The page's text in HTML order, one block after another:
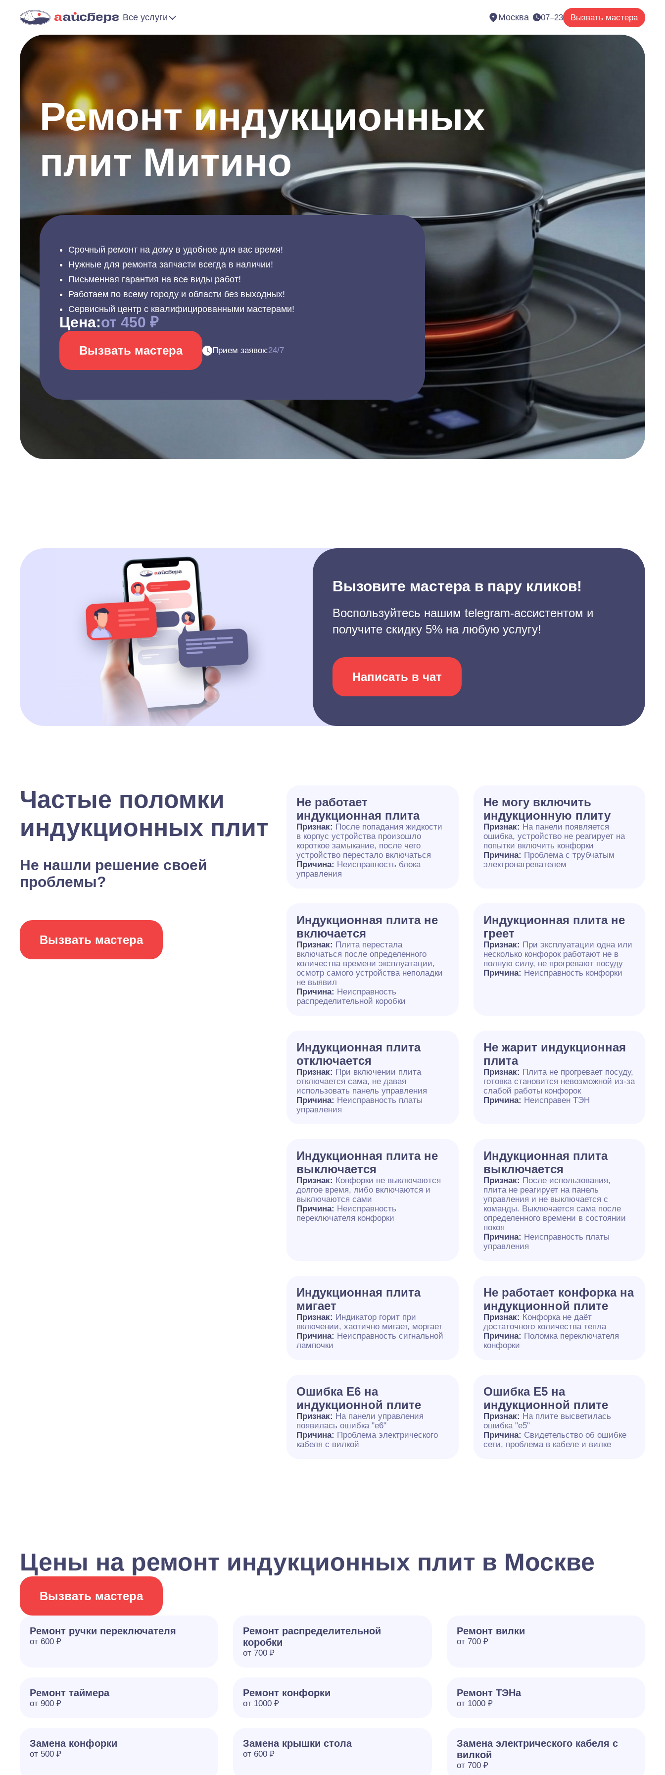
Все услуги Москва 07–23 Вызвать мастера
Ремонт индукционных
плит Митино
Срочный ремонт на дому в удобное для вас время!
Нужные для ремонта запчасти всегда в наличии!
Письменная гарантия на все виды работ!
Работаем по всему городу и области без выходных!
Сервисный центр с квалифицированными мастерами!
Цена:от 450 ₽
Вызвать мастера Прием заявок:24/7
Вызовите мастера в пару кликов!
Воспользуйтесь нашим telegram-ассистентом и
получите скидку 5% на любую услугу!
Написать в чат
Частые поломки
индукционных плит
Не нашли решение своей
проблемы?
Вызвать мастера
Не работает
индукционная плита
Признак: После попадания жидкости
в корпус устройства произошло
короткое замыкание, после чего
устройство перестало включаться
Причина: Неисправность блока
управления
Не могу включить
индукционную плиту
Признак: На панели появляется
ошибка, устройство не реагирует на
попытки включить конфорки
Причина: Проблема с трубчатым
электронагревателем
Индукционная плита не
включается
Признак: Плита перестала
включаться после определенного
количества времени эксплуатации,
осмотр самого устройства неполадки
не выявил
Причина: Неисправность
распределительной коробки
Индукционная плита не
греет
Признак: При эксплуатации одна или
несколько конфорок работают не в
полную силу, не прогревают посуду
Причина: Неисправность конфорки
Индукционная плита
отключается
Признак: При включении плита
отключается сама, не давая
использовать панель управления
Причина: Неисправность платы
управления
Не жарит индукционная
плита
Признак: Плита не прогревает посуду,
готовка становится невозможной из-за
слабой работы конфорок
Причина: Неисправен ТЭН
Индукционная плита не
выключается
Признак: Конфорки не выключаются
долгое время, либо включаются и
выключаются сами
Причина: Неисправность
переключателя конфорки
Индукционная плита
выключается
Признак: После использования,
плита не реагирует на панель
управления и не выключается с
команды. Выключается сама после
определенного времени в состоянии
покоя
Причина: Неисправность платы
управления
Индукционная плита
мигает
Признак: Индикатор горит при
включении, хаотично мигает, моргает
Причина: Неисправность сигнальной
лампочки
Не работает конфорка на
индукционной плите
Признак: Конфорка не даёт
достаточного количества тепла
Причина: Поломка переключателя
конфорки
Ошибка E6 на
индукционной плите
Признак: На панели управления
появилась ошибка "e6"
Причина: Проблема электрического
кабеля с вилкой
Ошибка Е5 на
индукционной плите
Признак: На плите высветилась
ошибка "е5"
Причина: Свидетельство об ошибке
сети, проблема в кабеле и вилке
Цены на ремонт индукционных плит в Москве
Вызвать мастера
Ремонт ручки переключателя
от 600 ₽
Ремонт распределительной
коробки
от 700 ₽
Ремонт вилки
от 700 ₽
Ремонт таймера
от 900 ₽
Ремонт конфорки
от 1000 ₽
Ремонт ТЭНа
от 1000 ₽
Замена конфорки
от 500 ₽
Замена крышки стола
от 600 ₽
Замена электрического кабеля с
вилкой
от 700 ₽